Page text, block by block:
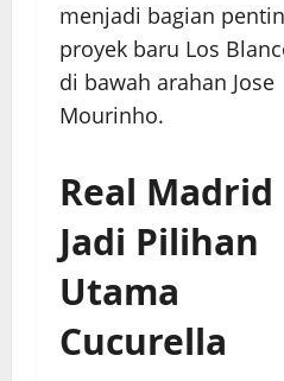
menjadi bagian
proyek baru Los
di bawah arahan Jose
Mourinho.
Real Madrid
Jadi Pilihan
Utama
Cucurella